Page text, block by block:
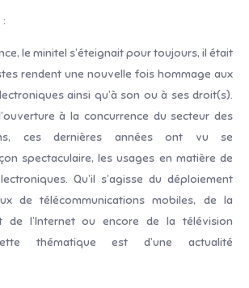
:
le minitel s’éteignait pour toujours, il était
rendent une nouvelle fois hommage aux
ainsi qu’à son ou à ses droit(s).
à la concurrence du secteur des
ces dernières années ont vu se
spectaculaire, les usages en matière de
Qu’il s’agisse du déploiement
de télécommunications mobiles, de la
de l’Internet ou encore de la télévision
thématique est d’une actualité